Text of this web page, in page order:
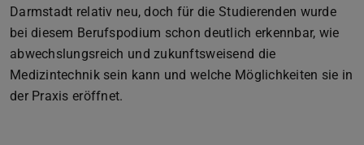
Darmstadt relativ neu, doch für die Studierenden wurde
bei diesem Berufspodium schon deutlich erkennbar, wie
abwechslungsreich und zukunftsweisend die
Medizintechnik sein kann und welche Möglichkeiten sie in
der Praxis eröffnet.